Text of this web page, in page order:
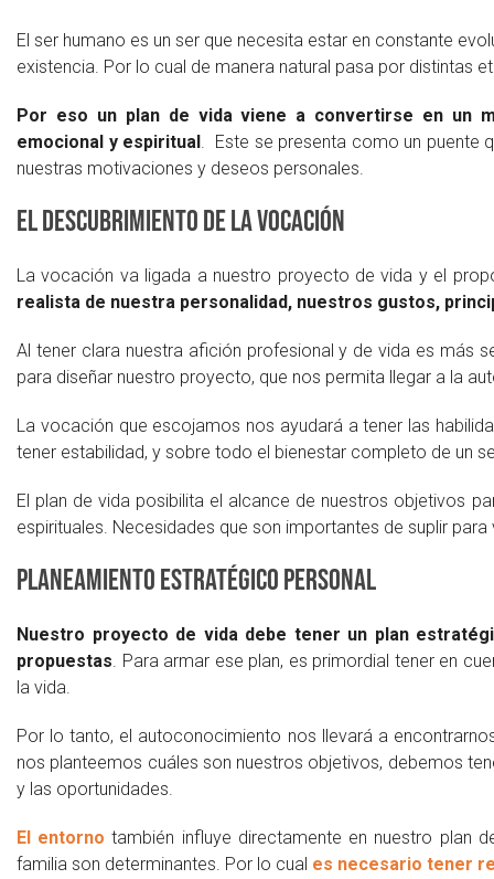
El ser humano es un ser que necesita estar en constante
existencia. Por lo cual de manera natural pasa por distintas
Por eso un plan de vida viene a convertirse en un
emocional y espiritual . Este se presenta como un puente
nuestras motivaciones y deseos personales.
El descubrimiento de la vocación
La vocación va ligada a nuestro proyecto de vida y el
realista de nuestra personalidad, nuestros gustos,
Al tener clara nuestra afición profesional y de vida es más
para diseñar nuestro proyecto, que nos permita llegar a la
La vocación que escojamos nos ayudará a tener las
tener estabilidad, y sobre todo el bienestar completo de un
El plan de vida posibilita el alcance de nuestros objetivos
espirituales. Necesidades que son importantes de suplir
Planeamiento estratégico personal
Nuestro proyecto de vida debe tener un plan
propuestas. Para armar ese plan, es primordial tener en
la vida.
Por lo tanto, el autoconocimiento nos llevará a
nos planteemos cuáles son nuestros objetivos, debemos
y las oportunidades.
El entorno también influye directamente en nuestro plan
familia son determinantes. Por lo cual es necesario tener